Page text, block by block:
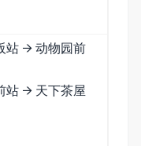
站 → 动物园前
站 → 天下茶屋